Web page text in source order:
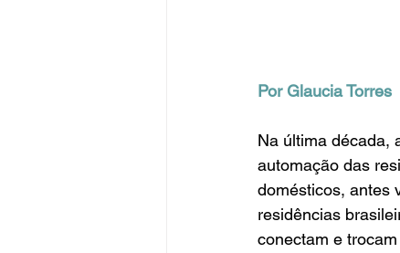
Por Glaucia Torres
Na última década,
automação das
domésticos, antes
residências
conectam e